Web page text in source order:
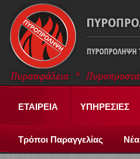
ΕΤΑΙΡΕΙΑ ΥΠΗΡΕΣΙΕΣ
Τρόποι Παραγγελίας Νέα